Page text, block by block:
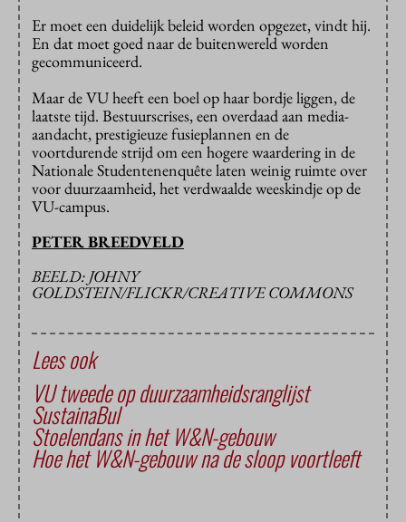
Er moet een duidelijk beleid worden opgezet, vindt hij.
En dat moet goed naar de buitenwereld worden
gecommuniceerd.
Maar de VU heeft een boel op haar bordje liggen, de
laatste tijd. Bestuurscrises, een overdaad aan media-
aandacht, prestigieuze fusieplannen en de
voortdurende strijd om een hogere waardering in de
Nationale Studentenenquête laten weinig ruimte over
voor duurzaamheid, het verdwaalde weeskindje op de
VU-campus.
PETER BREEDVELD
BEELD: JOHNY
GOLDSTEIN/FLICKR/CREATIVE COMMONS
Lees ook
VU tweede op duurzaamheidsranglijst
SustainaBul
Stoelendans in het W&N-gebouw
Hoe het W&N-gebouw na de sloop voortleeft